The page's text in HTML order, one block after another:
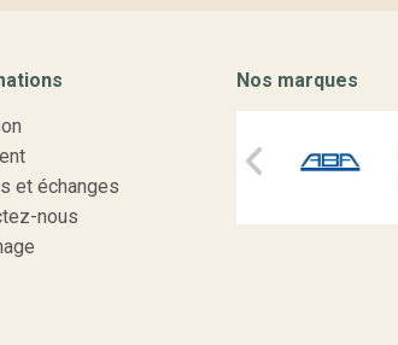
et échanges
nous
Nos marques